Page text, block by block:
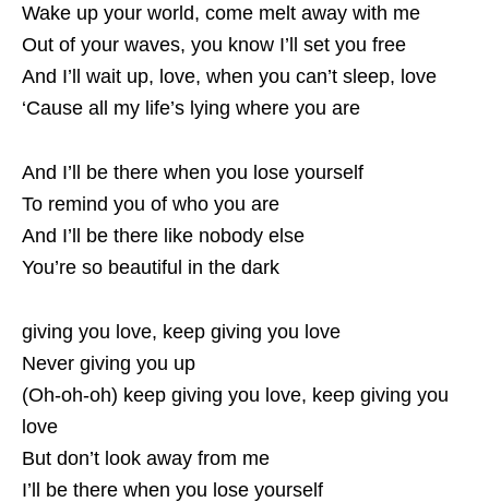
Wake up your world, come melt away with me
Out of your waves, you know I’ll set you free
And I’ll wait up, love, when you can’t sleep, love
‘Cause all my life’s lying where you are
And I’ll be there when you lose yourself
To remind you of who you are
And I’ll be there like nobody else
You’re so beautiful in the dark
giving you love, keep giving you love
Never giving you up
(Oh-oh-oh) keep giving you love, keep giving you
love
But don’t look away from me
I’ll be there when you lose yourself